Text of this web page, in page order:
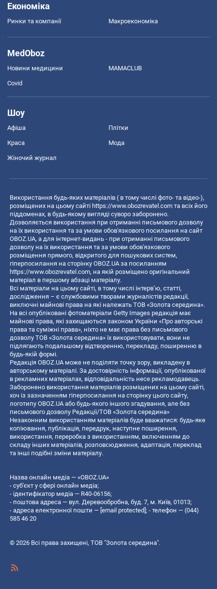
Економіка
Ринки та компанії Макроекономіка
MedOboz
Новини медицини MAMACLUB
Covid
Шоу
Афіша Плітки
Краса Мода
Жіночий журнал
Використання будь-яких матеріалів ( в тому числі фото- та відео-),
розміщених на цьому сайті https://www.obozrevatel.com та всіх його
піддоменах, в будь-якому вигляді суворо заборонено.
Дозволяється використання при отриманні письмового дозволу
на їх використання та за умови обов'язкового посилання на сайт
OBOZ.UA, а для інтернет-видань - при отриманні письмового
дозволу на їх використання та за умови обов'язкового
розміщення прямого, відкритого для пошукових систем,
гіперпосилання на сторінку OBOZ.UA за посиланням
https://www.obozrevatel.com, на якій розміщено оригінальний
матеріал в першому абзаці матеріалу.
Всі матеріали на цьому сайті, в тому числі інтерв’ю, статті,
дослідження – є службовими творами журналістів редакції,
виключні майнові права на які належать ТОВ «Золота середина».
На всі опубліковані фотоматеріали Getty Images редакція має
майнові права, які захищаються законом України «Про авторські
права та суміжні права», ніхто не має права без письмового
дозволу ТОВ «Золота середина» їх використовувати, вони не
підлягають подальшому відтворенню, перекладу, поширенню в
будь-якій формі.
Редакція OBOZ.UA може не поділяти точку зору, викладену в
авторському матеріалі. За достовірність інформації, опублікованої
в рекламних матеріалах, відповідальність несе рекламодавець.
Заборонено використання матеріалів розміщених на цьому сайті,
хоч із зазначенням гіперпосилання на сторінку цього сайту,
логотипу OBOZ.UA або будь-якого іншого згадування, але без
письмового дозволу Редакції/ТОВ «Золота середина»
Незаконним використанням матеріалів буде вважатися: будь-яке
копiювання, публiкацiя, передрук, наступне поширення,
використання, переробка з використанням, включенням до
складу інших матеріалів, розповсюдження, адаптація, переклад
та інші подібні зміни матеріалу.
Назва онлайн медіа — «OBOZ.UA»
- суб'єкт у сфері онлайн медіа;
- ідентифікатор медіа — R40-06156;
- поштова адреса — вул. Деревообробна, буд. 7, м. Київ, 01013;
- адреса електронної пошти — [email protected] ; - телефон — (044)
585 46 20
© 2026 Всі права захищені, ТОВ "Золота середина".